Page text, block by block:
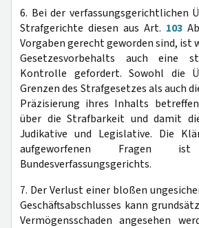
6. Bei der verfassungsgerichtlichen
Strafgerichte diesen aus Art. 103
Vorgaben gerecht geworden sind, ist
Gesetzesvorbehalts auch eine
Kontrolle gefordert. Sowohl die
Grenzen des Strafgesetzes als auch
Präzisierung ihres Inhalts
über die Strafbarkeit und damit
Judikative und Legislative. Die
aufgeworfenen Fragen
Bundesverfassungsgerichts.
7. Der Verlust einer bloßen
Geschäftsabschlusses kann
Vermögensschaden angesehen